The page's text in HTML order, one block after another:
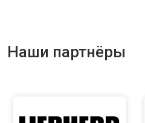
Наши партнёры